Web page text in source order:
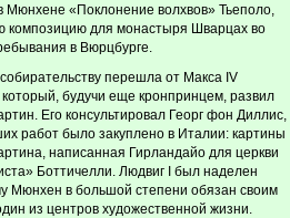
Мюнхене «Поклонение волхвов» Тьеполо,
композицию для монастыря Шварцах во
в Вюрцбурге.
перешла от Макса IV
будучи еще кронпринцем, развил
Его консультировал Георг фон Диллис,
работ было закуплено в Италии: картины
написанная Гирландайо для церкви
Боттичелли. Людвиг I был наделен
Мюнхен в большой степени обязан своим
из центров художественной жизни.